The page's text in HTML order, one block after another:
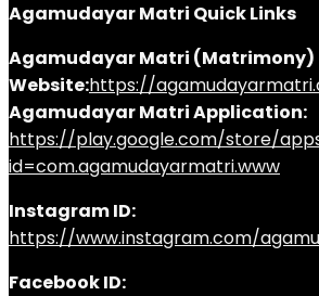
Agamudayar Matri Quick Links
Agamudayar Matri (Matrimony)
Website:https://
Agamudayar Matri Application:
https://play.google.com/store/
id=com.agamudayarmatri.www
Instagram ID:
https://www.instagram.com/
Facebook ID: